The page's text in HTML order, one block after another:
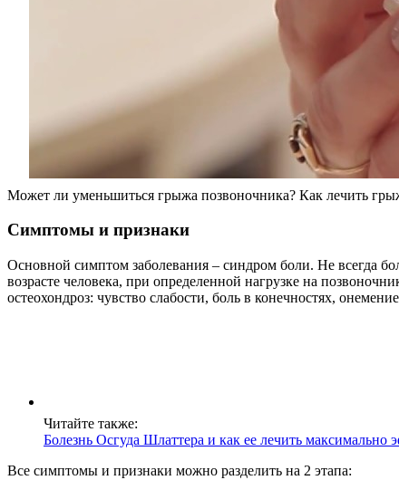
Может ли уменьшиться грыжа позвоночника? Как лечить
Симптомы и признаки
Основной симптом заболевания – синдром боли. Не всегда
возрасте человека, при определенной нагрузке на
остеохондроз: чувство слабости, боль в конечностях,
Читайте также:
Болезнь Осгуда Шлаттера и как ее лечить максимально
Все симптомы и признаки можно разделить на 2 этапа: